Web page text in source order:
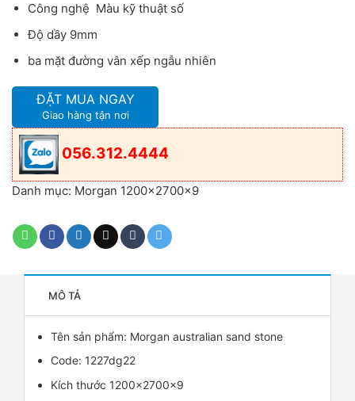
Công nghệ Màu kỹ thuật số
Độ dầy 9mm
ba mặt đường vân xếp ngẫu nhiên
ĐẶT MUA NGAY
Giao hàng tận nơi
056.312.4444
Danh mục: Morgan 1200x2700x9
MÔ TẢ
Tên sản phẩm: Morgan australian sand stone
Code: 1227dg22
Kích thước 1200x2700x9